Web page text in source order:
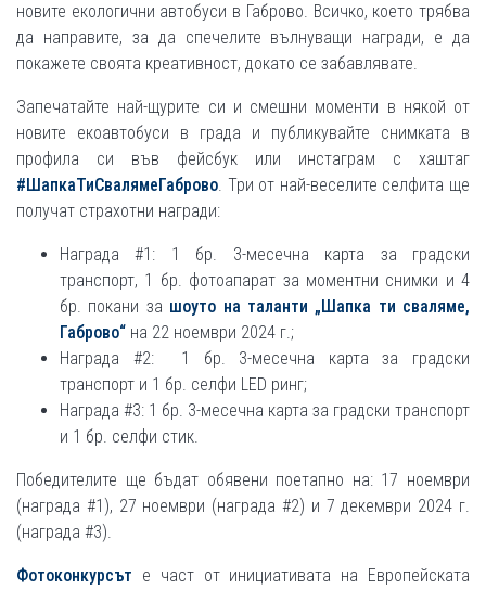
новите екологични автобуси в Габрово. Всичко, което трябва
да направите, за да спечелите вълнуващи награди, е да
покажете своята креативност, докато се забавлявате.
Запечатайте най-щурите си и смешни моменти в някой от
новите екоавтобуси в града и публикувайте снимката в
профила си във фейсбук или инстаграм с хаштаг
#ШапкаТиСвалямеГаброво. Три от най-веселите селфита ще
получат страхотни награди:
Награда #1: 1 бр. 3-месечна карта за градски
транспорт, 1 бр. фотоапарат за моментни снимки и 4
бр. покани за шоуто на таланти „Шапка ти сваляме,
Габрово“ на 22 ноември 2024 г.;
Награда #2: 1 бр. 3-месечна карта за градски
транспорт и 1 бр. селфи LED ринг;
Награда #3: 1 бр. 3-месечна карта за градски транспорт
и 1 бр. селфи стик.
Победителите ще бъдат обявени поетапно на: 17 ноември
(награда #1), 27 ноември (награда #2) и 7 декември 2024 г.
(награда #3).
Фотоконкурсът е част от инициативата на Европейската